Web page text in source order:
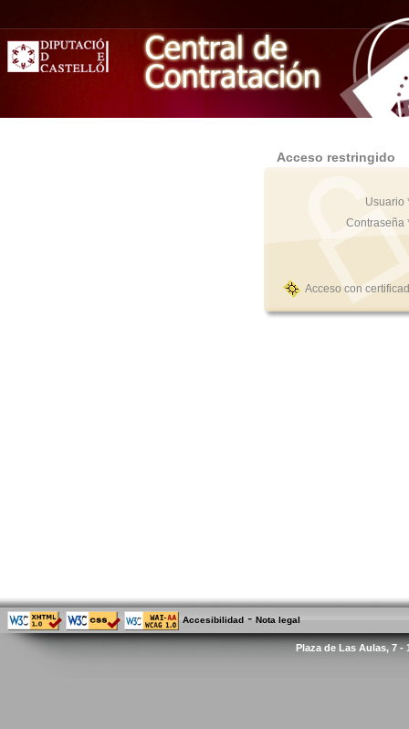
Acceso restringido
Usuario
Contraseña
Acceso con
Accesibilidad - Nota legal
Plaza de Las Aulas, 7 -